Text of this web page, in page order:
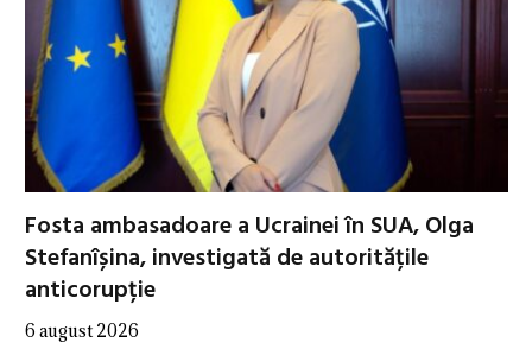
Fosta ambasadoare a Ucrainei în SUA, Olga
Stefanîșina, investigată de autoritățile
anticorupție
6 august 2026